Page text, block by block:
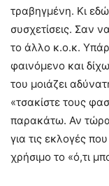
τραβηγμένη. Κι
συσχετίσεις. Σαν
το άλλο κ.ο.κ.
φαινόμενο και
του μοιάζει
«τσακίστε τους
παρακάτω. Αν τώρα
για τις εκλογές
χρήσιμο το «ό,τι